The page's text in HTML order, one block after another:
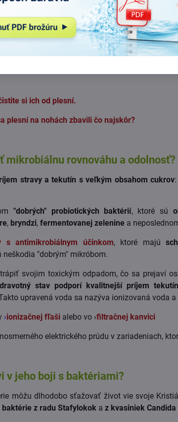
pravidelného alebo nepravidelného tvaru na
miestach na pokožke • Plesne na
na pokožke tela
ochorení.
si ich od plesní.
plesní na nohách zbavili čo najskôr?
mikrobiálnu rovnováhu a odolnosť?
stravy a tekutín s veľkým obsahom cukrov:
"dobrých" probiotických baktérií, ktoré sú
, bryndzi, fermentovanej zeleninea
s antimikrobiálnym účinkom, ktoré majú
neškodia "dobrým" mikróbom.
svojim toxickým odpadom, čo sa prejaví
stav podporí kvalitnejší príjem tekutín
upravená voda sa nazýva ionizovaná voda
›ionizačnej fľašialebo vo ›filtračnej kanvici
elektrického prúdu v zariadeniach,
v jeho boji s baktériami?
môžu dlhodobo sťažovať život vie svoje
baktérie z radu Stafylokoka z kvasiniek Candida